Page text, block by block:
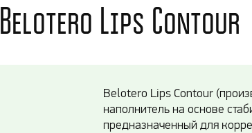
Belotero Lips Contour
Belotero Lips Contour
наполнитель на основе
предназначенный для